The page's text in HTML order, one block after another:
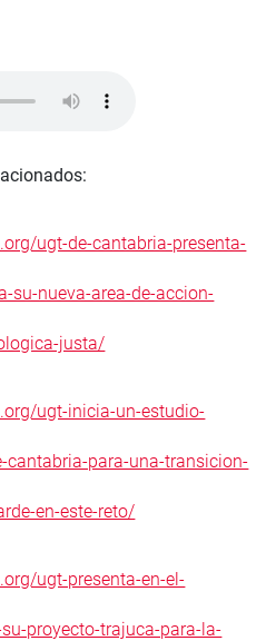
ugt-de-cantabria-presenta-
su-nueva-area-de-accion-
justa/
ugt-inicia-un-estudio-
cantabria-para-una-transicion-
en-este-reto/
ugt-presenta-en-el-
proyecto-trajuca-para-la-